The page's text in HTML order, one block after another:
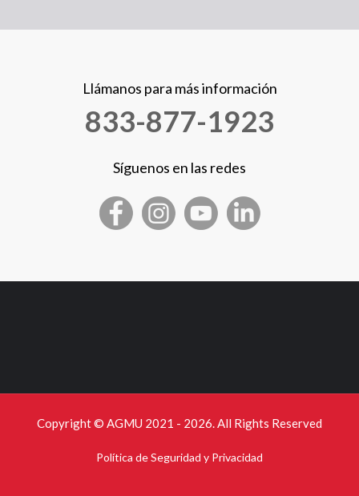
Llámanos para más información
833-877-1923
Síguenos en las redes
Copyright © AGMU 2021 - 2026. All Rights Reserved
Política de Seguridad y Privacidad